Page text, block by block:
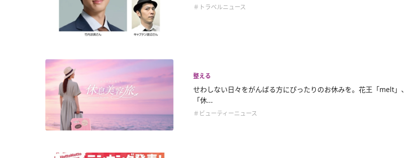
＃トラベルニュース
整える
せわしない日々をがんばる方にぴったりのお休みを。花王「melt」、
「休...
＃ビューティーニュース